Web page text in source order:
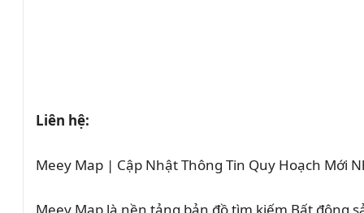
Liên hệ:
Meey Map | Cập Nhật Thông Tin Quy Hoạch Mới